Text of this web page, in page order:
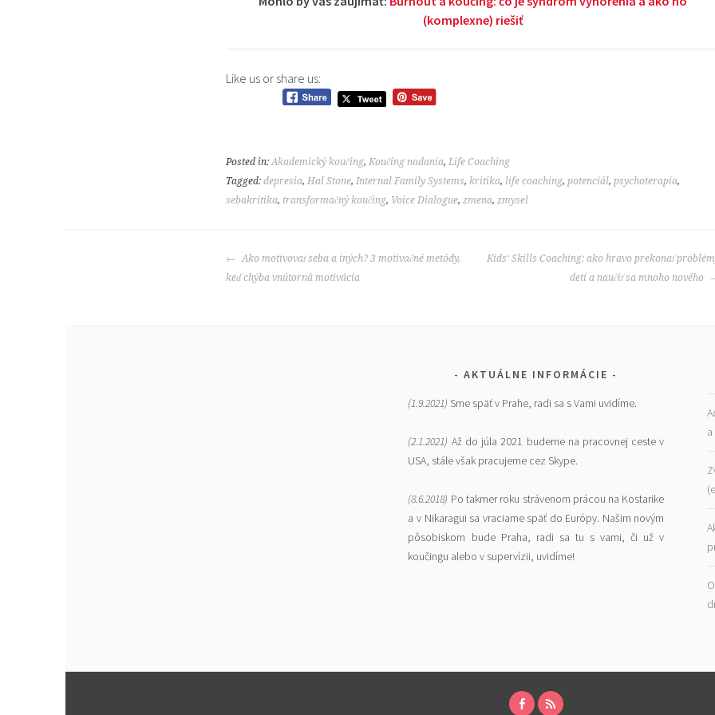
(komplexne) riešiť
Like us or share us:
Posted in: Akademický koučing, Koučing nadania, Life Coaching
Tagged: depresia, Hal Stone, Internal Family Systems, kritika, life coaching, potenciál, psychoterapia,
sebakritika, transformačný koučing, Voice Dialogue, zmena, zmysel
POST
NAVIGATION
Ako motivovať seba a iných? 3 motivačné metódy,
keď chýba vnútorná motivácia
Kids‘ Skills Coaching: ako hravo prekonať
detí a naučiť sa mnoho nového
AKTUÁLNE INFORMÁCIE
(1.9.2021) Sme späť v Prahe, radi sa s Vami uvidíme.
(2.1.2021) Až do júla 2021 budeme na pracovnej ceste v
USA, stále však pracujeme cez Skype.
(8.6.2018) Po takmer roku strávenom prácou na Kostarike
a v Nikaragui sa vraciame späť do Európy. Našim novým
pôsobiskom bude Praha, radi sa tu s vami, či už v
koučingu alebo v supervízii, uvidíme!